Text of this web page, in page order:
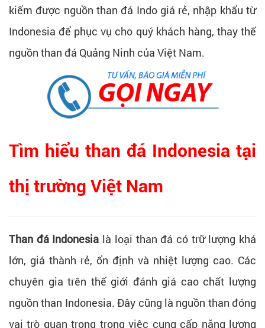
kiếm được nguồn than đá Indo giá rẻ, nhập khẩu từ
Indonesia để phục vụ cho quý khách hàng, thay thế
nguồn than đá Quảng Ninh của Việt Nam.
Tìm hiểu than đá Indonesia tại
thị trường Việt Nam
Than đá Indonesia là loại than đá có trữ lượng khá
lớn, giá thành rẻ, ổn định và nhiệt lượng cao. Các
chuyên gia trên thế giới đánh giá cao chất lượng
nguồn than Indonesia. Đây cũng là nguồn than đóng
vai trò quan trọng trong việc cung cấp năng lượng